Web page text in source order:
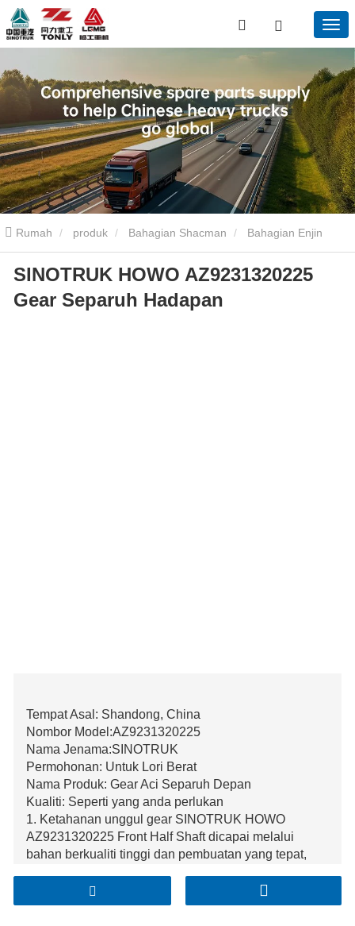
Rumah produk Bahagian Shacman Bahagian Enjin
Shacman SINOTRUK HOWO AZ9231320225 Gear Separuh
Hadapan
SINOTRUK HOWO AZ9231320225
Gear Separuh Hadapan
Tempat Asal: Shandong, China
Nombor Model:AZ9231320225
Nama Jenama:SINOTRUK
Permohonan: Untuk Lori Berat
Nama Produk: Gear Aci Separuh Depan
Kualiti: Seperti yang anda perlukan
1. Ketahanan unggul gear SINOTRUK HOWO
AZ9231320225 Front Half Shaft dicapai melalui
bahan berkualiti tinggi dan pembuatan yang tepat,
berterusan tanpa mudah haus.
2. Prestasi meshing yang sangat baik memastikan